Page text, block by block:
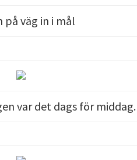
på väg in i mål
var det dags för middag.